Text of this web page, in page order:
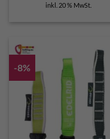
inkl. 20 % MwSt.
-8%